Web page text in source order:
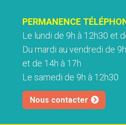
PERMANENCE
Le lundi de 9h à 12h30 et
Du mardi au vendredi de
et de 14h à 17h
Le samedi de 9h à 12h30
Nous contacter